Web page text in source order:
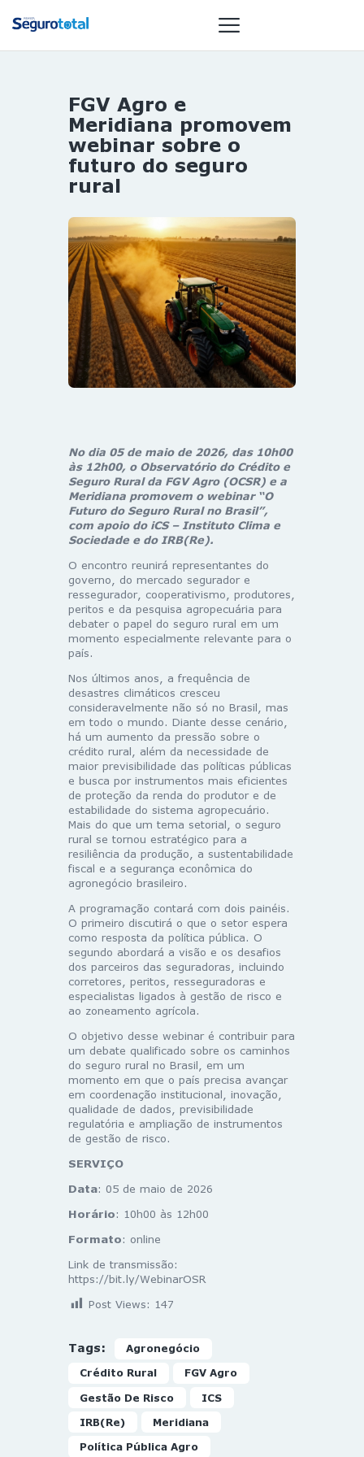
NOTÍCIAS
REVISTA
ESPECIAIS
GAIVOTA DE
ST SUMMIT
MULHERES
GESTORAS
HOMEST
HOME
FGV Agro e
Meridiana promovem
webinar sobre o
futuro do seguro
rural
No dia 05 de maio de 2026, das 10h00
às 12h00, o Observatório do Crédito e
Seguro Rural da FGV Agro (OCSR) e a
Meridiana promovem o webinar “O
Futuro do Seguro Rural no Brasil”,
com apoio do iCS – Instituto Clima e
Sociedade e do IRB(Re).
O encontro reunirá representantes do
governo, do mercado segurador e
ressegurador, cooperativismo, produtores,
peritos e da pesquisa agropecuária para
debater o papel do seguro rural em um
momento especialmente relevante para o
país.
Nos últimos anos, a frequência de
desastres climáticos cresceu
consideravelmente não só no Brasil, mas
em todo o mundo. Diante desse cenário,
há um aumento da pressão sobre o
crédito rural, além da necessidade de
maior previsibilidade das políticas públicas
e busca por instrumentos mais eficientes
de proteção da renda do produtor e de
estabilidade do sistema agropecuário.
Mais do que um tema setorial, o seguro
rural se tornou estratégico para a
resiliência da produção, a sustentabilidade
fiscal e a segurança econômica do
agronegócio brasileiro.
A programação contará com dois painéis.
O primeiro discutirá o que o setor espera
como resposta da política pública. O
segundo abordará a visão e os desafios
dos parceiros das seguradoras, incluindo
corretores, peritos, resseguradoras e
especialistas ligados à gestão de risco e
ao zoneamento agrícola.
O objetivo desse webinar é contribuir para
um debate qualificado sobre os caminhos
do seguro rural no Brasil, em um
momento em que o país precisa avançar
em coordenação institucional, inovação,
qualidade de dados, previsibilidade
regulatória e ampliação de instrumentos
de gestão de risco.
SERVIÇO
Data: 05 de maio de 2026
Horário: 10h00 às 12h00
Formato: online
Link de transmissão:
https://bit.ly/WebinarOSR
Post Views: 147
Tags: Agronegócio
Crédito Rural FGV Agro
Gestão De Risco ICS
IRB(Re) Meridiana
Política Pública Agro